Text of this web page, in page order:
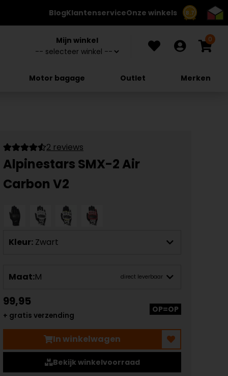
8.7
BlogKlantenserviceOnze winkels
Mijn winkel 0
Motor bagage Outlet Merken
2 reviews
Alpinestars SMX-2 Air
Carbon V2
Kleur: Zwart
Maat:M direct leverbaar
99,95
+ gratis verzending
OP=OP
In winkelwagen
Bekijk winkelvoorraad